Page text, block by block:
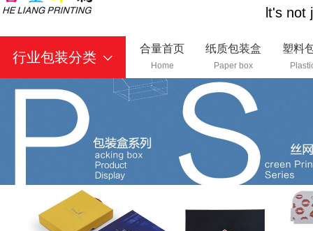
lt's not
行业包装分类
合量首页
Home
纸质包装盒
Paper box
塑料